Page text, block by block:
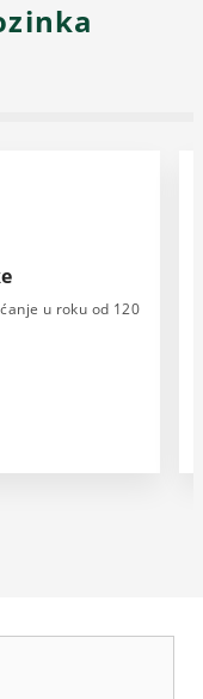
u roku od 120